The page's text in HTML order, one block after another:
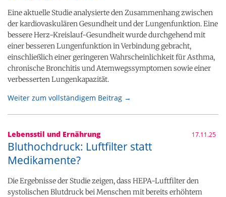
Eine aktuelle Studie analysierte den Zusammenhang zwischen
der kardiovaskulären Gesundheit und der Lungenfunktion. Eine
bessere Herz-Kreislauf-Gesundheit wurde durchgehend mit
einer besseren Lungenfunktion in Verbindung gebracht,
einschließlich einer geringeren Wahrscheinlichkeit für Asthma,
chronische Bronchitis und Atemwegssymptomen sowie einer
verbesserten Lungenkapazität.
Weiter zum vollständigem Beitrag →
Lebensstil und Ernährung 17.11.25
Bluthochdruck: Luftfilter statt
Medikamente?
Die Ergebnisse der Studie zeigen, dass HEPA-Luftfilter den
systolischen Blutdruck bei Menschen mit bereits erhöhtem